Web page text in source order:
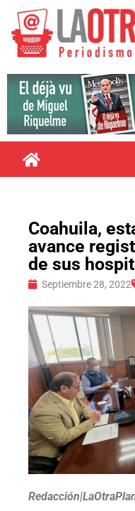
Coahuila,
avance
de sus
Septiembre 28, 2022